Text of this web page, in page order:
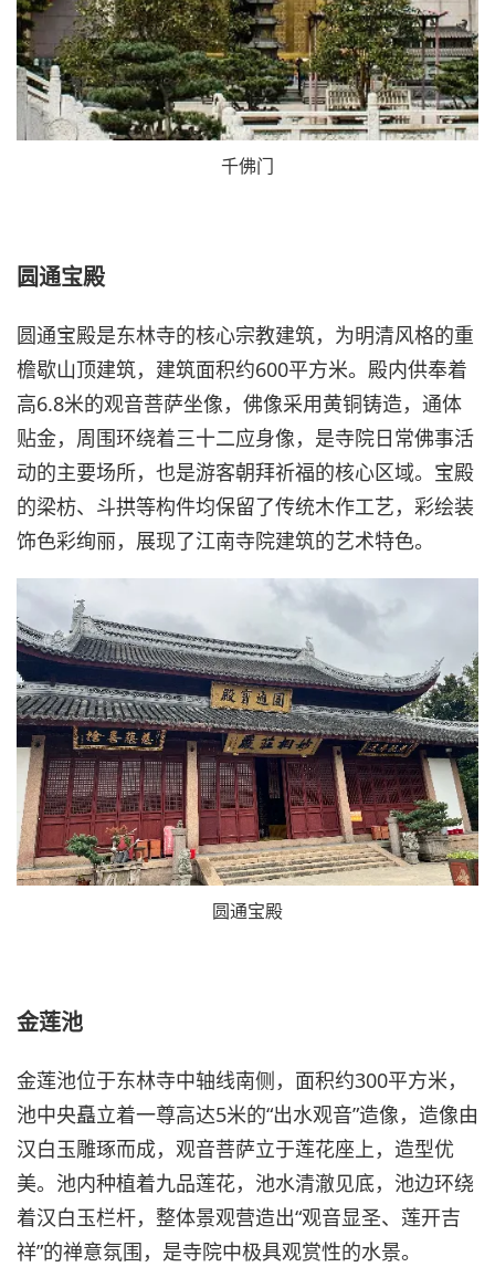
千佛门
圆通宝殿
圆通宝殿是东林寺的核心宗教建筑，为明清风格的重
檐歇山顶建筑，建筑面积约600平方米。殿内供奉着
高6.8米的观音菩萨坐像，佛像采用黄铜铸造，通体
贴金，周围环绕着三十二应身像，是寺院日常佛事活
动的主要场所，也是游客朝拜祈福的核心区域。宝殿
的梁枋、斗拱等构件均保留了传统木作工艺，彩绘装
饰色彩绚丽，展现了江南寺院建筑的艺术特色。
圆通宝殿
金莲池
金莲池位于东林寺中轴线南侧，面积约300平方米，
池中央矗立着一尊高达5米的“出水观音”造像，造像由
汉白玉雕琢而成，观音菩萨立于莲花座上，造型优
美。池内种植着九品莲花，池水清澈见底，池边环绕
着汉白玉栏杆，整体景观营造出“观音显圣、莲开吉
祥”的禅意氛围，是寺院中极具观赏性的水景。